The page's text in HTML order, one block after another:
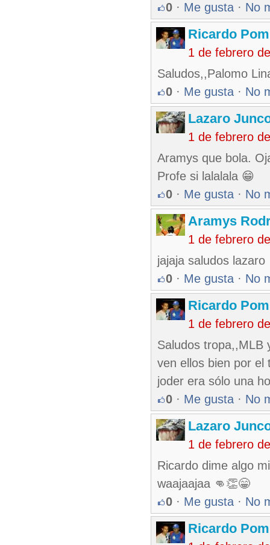
0 · Me gusta · No
Ricardo
1 de febrero
Saludos,,Palomo
0 · Me gusta · No
Lazaro
1 de febrero
Aramys que bola.
Profe si lalalala 😁
0 · Me gusta · No
Aramys
1 de febrero
jajaja saludos lazaro
0 · Me gusta · No
Ricardo
1 de febrero
Saludos tropa,,MLB
ven ellos bien por el
joder era sólo una
0 · Me gusta · No
Lazaro
1 de febrero
Ricardo dime algo
waajaajaa 👊👏😁
0 · Me gusta · No
Ricardo